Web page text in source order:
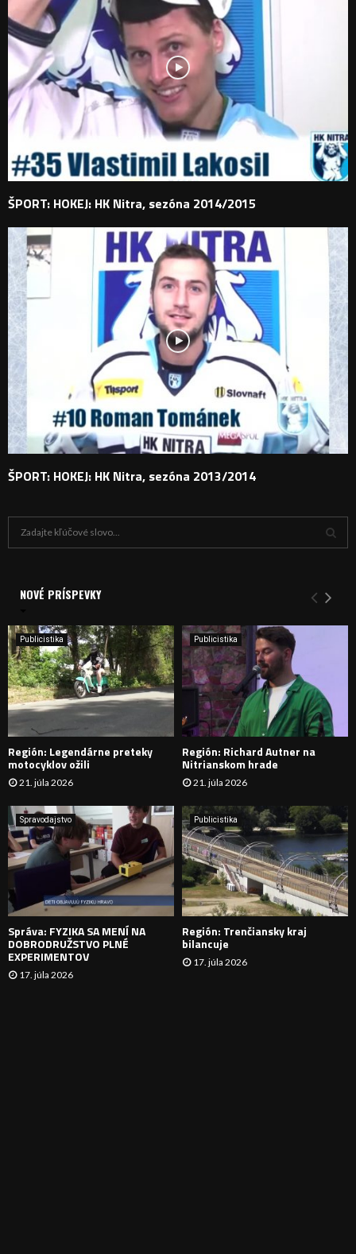
ŠPORT: HOKEJ: HK Nitra, sezóna 2014/2015
ŠPORT: HOKEJ: HK Nitra, sezóna 2013/2014
i
e
:
Y
H
D
A
N
I
E
NOVÉ PRÍSPEVKY
Publicistika
Región: Legendárne preteky
motocyklov ožili
21. júla 2026
Publicistika
Región: Richard Autner na
Nitrianskom hrade
21. júla 2026
Spravodajstvo
Správa: FYZIKA SA MENÍ NA
DOBRODRUŽSTVO PLNÉ
EXPERIMENTOV
17. júla 2026
Publicistika
Región: Trenčiansky kraj
bilancuje
17. júla 2026